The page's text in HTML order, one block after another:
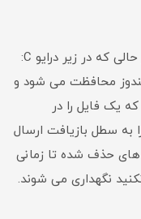
سطل بازیافت یک پوشه خاص است - در حالی که در زیر درایو C:
محافظت می شود و
یک فایل را در
سطل بازیافت ارسال
حذف شده تا زمانی
نگهداری می شوند.